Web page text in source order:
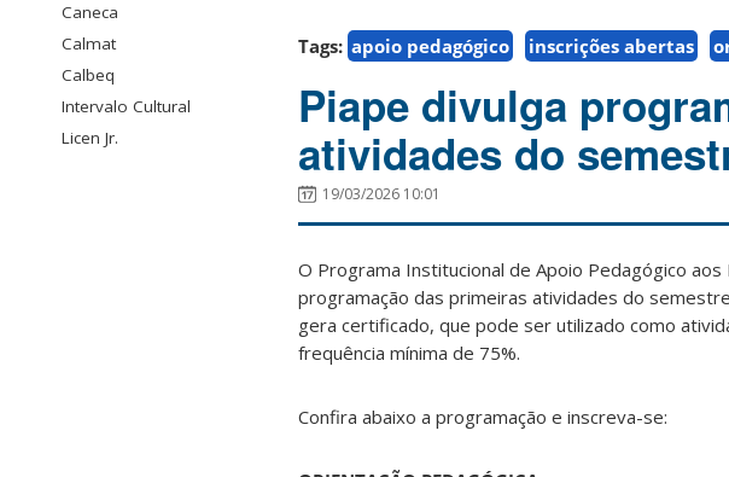
Caneca
Calmat
Calbeq
Intervalo Cultural
Licen Jr.
Tags: apoio pedagógico inscrições abertas
Piape divulga
atividades do
19/03/2026 10:01
O Programa Institucional de Apoio Pedagógico aos
programação das primeiras atividades do
gera certificado, que pode ser utilizado como
frequência mínima de 75%.
Confira abaixo a programação e inscreva-se: